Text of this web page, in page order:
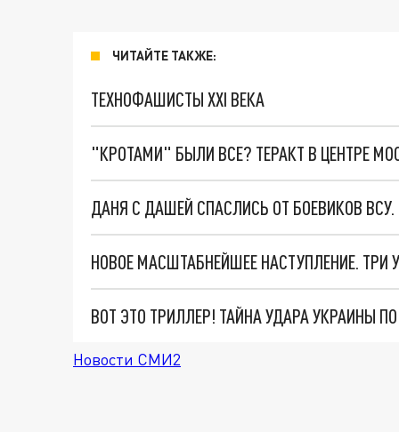
ЧИТАЙТЕ ТАКЖЕ:
ТЕХНОФАШИСТЫ XXI ВЕКА
"КРОТАМИ" БЫЛИ ВСЕ? ТЕРАКТ В ЦЕНТРЕ
ДАНЯ С ДАШЕЙ СПАСЛИСЬ ОТ БОЕВИКОВ
ВОТ ЭТО ТРИЛЛЕР! ТАЙНА УДАРА УКРАИНЫ
Новости СМИ2